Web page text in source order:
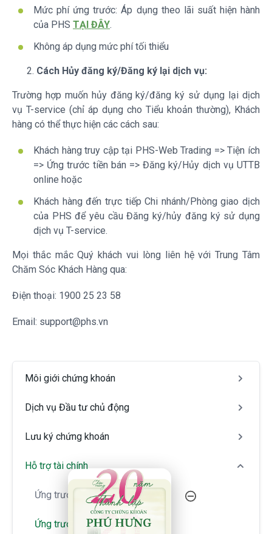
Môi giới chứng khoán
Dịch vụ Đầu tư chủ động
Lưu ký chứng khoán
Hỗ trợ tài chính
Ứng trước tiền bán chứng khoán
Ứng trước tiền bán tự động
Mức phí ứng trước: Áp dụng theo lãi suất hiện hành
của PHS TẠI ĐÂY.
Không áp dụng mức phí tối thiểu
Cách Hủy đăng ký/Đăng ký lại dịch vụ:
Trường hợp muốn hủy đăng ký/đăng ký sử dụng lại dịch
vụ T-service (chỉ áp dụng cho Tiểu khoản thường), Khách
hàng có thể thực hiện các cách sau:
Khách hàng truy cập tại PHS-Web Trading => Tiện ích
=> Ứng trước tiền bán => Đăng ký/Hủy dịch vụ UTTB
online hoặc
Khách hàng đến trực tiếp Chi nhánh/Phòng giao dịch
của PHS để yêu cầu Đăng ký/hủy đăng ký sử dụng
dịch vụ T-service.
Mọi thắc mắc Quý khách vui lòng liên hệ với Trung Tâm
Chăm Sóc Khách Hàng qua:
Điện thoại: 1900 25 23 58
Email: support@phs.vn
20 Năm Thành Lập - Công Ty Chứng Khoán Phú